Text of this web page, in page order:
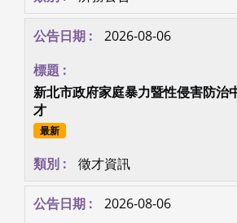
2026-08-06
新北市政府家庭暴力暨性侵害防治
才
最新
徵才資訊
2026-08-06